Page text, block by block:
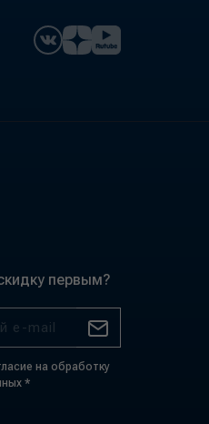
первым?
на обработку
*